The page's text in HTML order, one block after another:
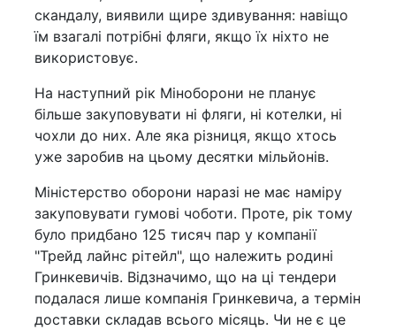
скандалу, виявили щире здивування: навіщо
їм взагалі потрібні фляги, якщо їх ніхто не
використовує.
На наступний рік Міноборони не планує
більше закуповувати ні фляги, ні котелки, ні
чохли до них. Але яка різниця, якщо хтось
уже заробив на цьому десятки мільйонів.
Міністерство оборони наразі не має наміру
закуповувати гумові чоботи. Проте, рік тому
було придбано 125 тисяч пар у компанії
"Трейд лайнс рітейл", що належить родині
Гринкевичів. Відзначимо, що на ці тендери
подалася лише компанія Гринкевича, а термін
доставки складав всього місяць. Чи не є це